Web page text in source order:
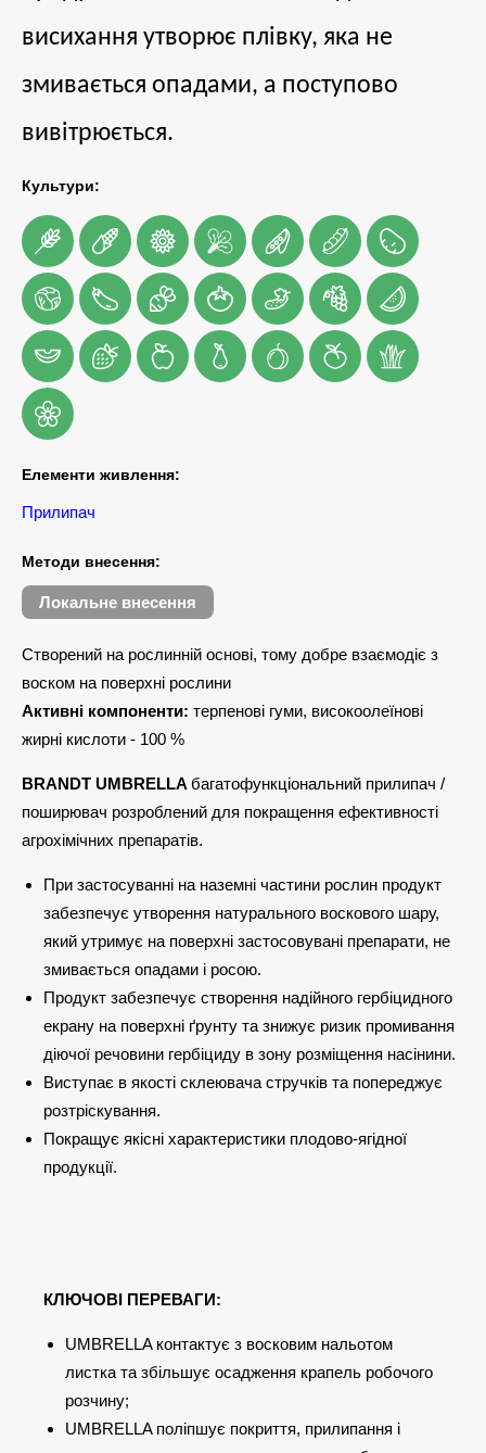
висихання утворює плівку, яка не
змивається опадами, а поступово
вивітрюється.
Культури:
Елементи живлення:
Прилипач
Методи внесення:
Локальне внесення
Створений на рослинній основі, тому добре взаємодіє з
воском на поверхні рослини
Активні компоненти: терпенові гуми, високоолеїнові
жирні кислоти - 100 %
BRANDT UMBRELLA багатофункціональний прилипач /
поширювач розроблений для покращення ефективності
агрохімічних препаратів.
При застосуванні на наземні частини рослин продукт
забезпечує утворення натурального воскового шару,
який утримує на поверхні застосовувані препарати, не
змивається опадами і росою.
Продукт забезпечує створення надійного гербіцидного
екрану на поверхні ґрунту та знижує ризик промивання
діючої речовини гербіциду в зону розміщення насінини.
Виступає в якості склеювача стручків та попереджує
розтріскування.
Покращує якісні характеристики плодово-ягідної
продукції.
КЛЮЧОВІ ПЕРЕВАГИ:
UMBRELLA контактує з восковим нальотом
листка та збільшує осадження крапель робочого
розчину;
UMBRELLA поліпшує покриття, прилипання і